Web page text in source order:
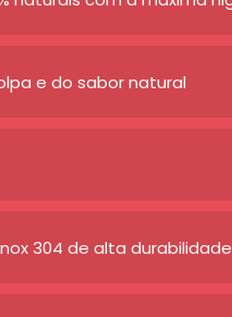
e do sabor natural
304 de alta durabilidade